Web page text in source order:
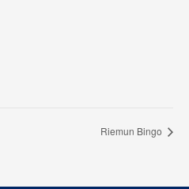
Riemun Bingo